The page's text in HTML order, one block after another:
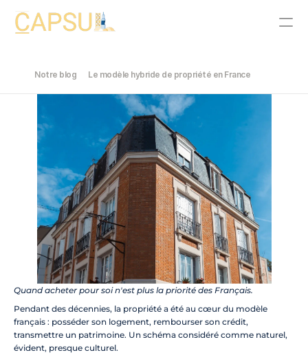
Notre histoire
PRODUCT
Content
Publish
Join
Events
Experts
Investissement locatif
Rénovation/Aménagem
ent
Notre blog Le modèle hybride de propriété en France
Quand acheter pour soi n'est plus la priorité des Français.
Pendant des décennies, la propriété a été au cœur du modèle
français : posséder son logement, rembourser son crédit,
transmettre un patrimoine. Un schéma considéré comme naturel,
évident, presque culturel.